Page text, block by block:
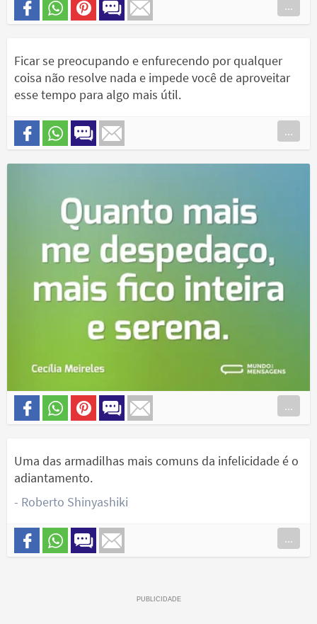
...
Ficar se preocupando e enfurecendo por qualquer
coisa não resolve nada e impede você de aproveitar
esse tempo para algo mais útil.
...
...
Uma das armadilhas mais comuns da infelicidade é o
adiantamento.
- Roberto Shinyashiki
...